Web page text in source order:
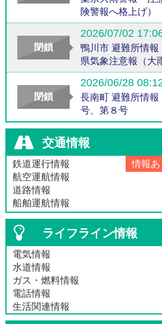
険警報へ格上げ）
閉鎖
2026/07/02
鴨川市 避難所情
県気象注意報（大
閉鎖
2026/06/28
長南町 避難所情報
号、第８号
交通情報
鉄道運行情報 情報あ
航空運航情報
道路情報
船舶運航情報
ライフライン情報
電気情報
水道情報
ガス・燃料情報
電話情報
生活関連情報